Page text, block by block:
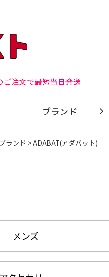
注文で最短当日発送
ブランド
ブランド > ADABAT(アダバット)
メンズ